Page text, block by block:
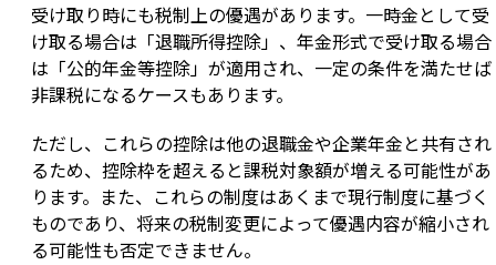
受け取り時にも税制上の優遇があります。一時金として受
け取る場合は「退職所得控除」、年金形式で受け取る場合
は「公的年金等控除」が適用され、一定の条件を満たせば
非課税になるケースもあります。
ただし、これらの控除は他の退職金や企業年金と共有され
るため、控除枠を超えると課税対象額が増える可能性があ
ります。また、これらの制度はあくまで現行制度に基づく
ものであり、将来の税制変更によって優遇内容が縮小され
る可能性も否定できません。